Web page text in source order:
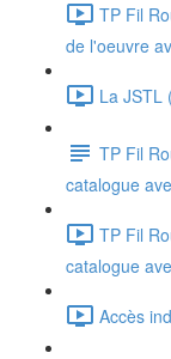
TP Fil
de l'oeuvre
La JSTL
TP Fil
catalogue
TP Fil
catalogue
Accès